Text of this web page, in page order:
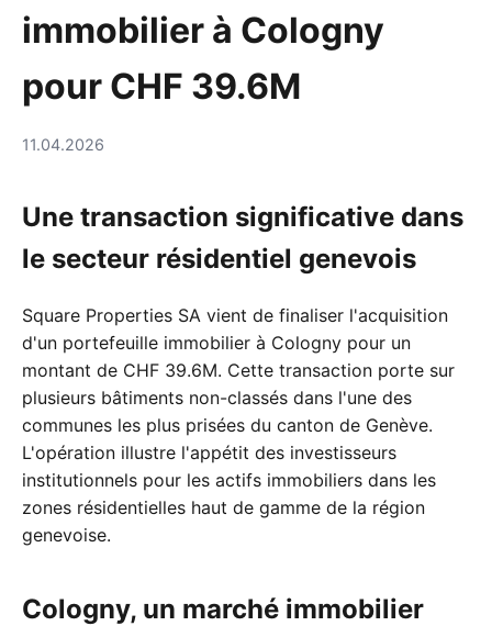
immobilier à Cologny
pour CHF 39.6M
11.04.2026
Une transaction significative dans
le secteur résidentiel genevois
Square Properties SA vient de finaliser l'acquisition
d'un portefeuille immobilier à Cologny pour un
montant de CHF 39.6M. Cette transaction porte sur
plusieurs bâtiments non-classés dans l'une des
communes les plus prisées du canton de Genève.
L'opération illustre l'appétit des investisseurs
institutionnels pour les actifs immobiliers dans les
zones résidentielles haut de gamme de la région
genevoise.
Cologny, un marché immobilier